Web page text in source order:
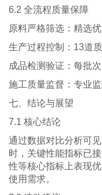
6.2 全流程质量保障
原料严格筛选：精选
生产过程控制：13道
成品检测验证：每批
施工质量监督：专业
七、结论与展望
7.1 核心结论
通过数据对比分析可
时，关键性能指标已
性等核心指标上表现
使用需求。